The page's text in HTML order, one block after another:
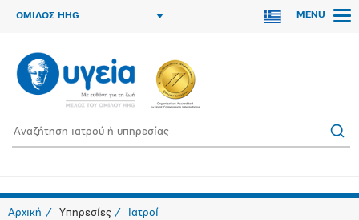
ΟΜΙΛΟΣ HHG MENU
Αρχική Υπηρεσίες Ιατροί